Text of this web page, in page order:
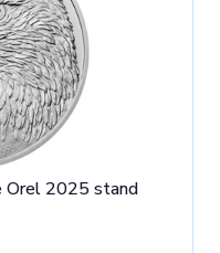
Orel 2025 stand